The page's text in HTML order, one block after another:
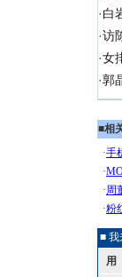
·白
·访
·女
·郭
■相
■ 我